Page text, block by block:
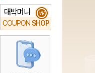
대박머니
COUPON SHOP
₩